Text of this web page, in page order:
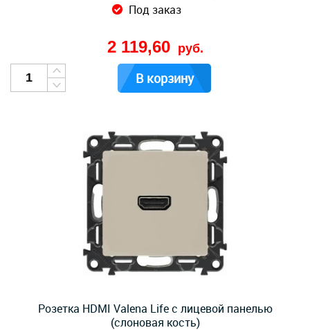
Под заказ
2 119,60 руб.
В корзину
Розетка HDMI Valena Life с лицевой панелью
(слоновая кость)